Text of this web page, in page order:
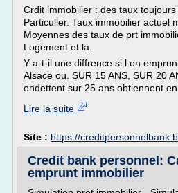
Crdit immobilier : des taux
Particulier. Taux immobilier actuel
Moyennes des taux de prt
Logement et la.
Y a-t-il une diffrence si l on
Alsace ou. SUR 15 ANS, SUR 20
endettent sur 25 ans obtiennent en
Lire la suite
Site : https://
Credit bank personnel:
emprunt immobilier